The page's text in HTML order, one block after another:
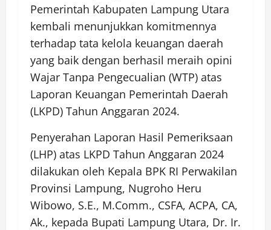
Pemerintah Kabupaten Lampung Utara
kembali menunjukkan komitmennya
terhadap tata kelola keuangan daerah
yang baik dengan berhasil meraih opini
Wajar Tanpa Pengecualian (WTP) atas
Laporan Keuangan Pemerintah Daerah
(LKPD) Tahun Anggaran 2024.
Penyerahan Laporan Hasil Pemeriksaan
(LHP) atas LKPD Tahun Anggaran 2024
dilakukan oleh Kepala BPK RI Perwakilan
Provinsi Lampung, Nugroho Heru
Wibowo, S.E., M.Comm., CSFA, ACPA, CA,
Ak., kepada Bupati Lampung Utara, Dr. Ir.